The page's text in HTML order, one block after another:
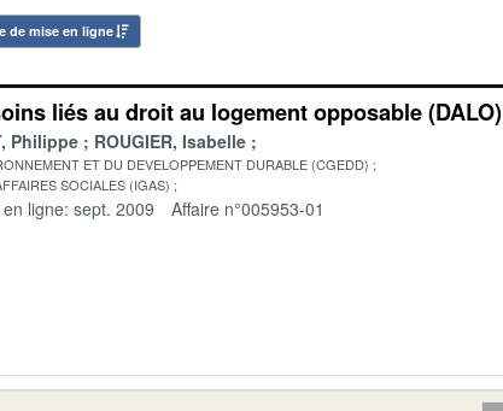
de mise en ligne
liés au droit au logement opposable (DALO)
Philippe ROUGIER, Isabelle
ET DU DEVELOPPEMENT DURABLE (CGEDD)
SOCIALES (IGAS)
ligne: sept. 2009 Affaire n°005953-01